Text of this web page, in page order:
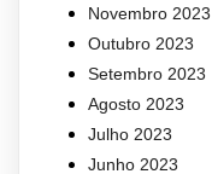
Novembro 2023
Outubro 2023
Setembro 2023
Agosto 2023
Julho 2023
Junho 2023